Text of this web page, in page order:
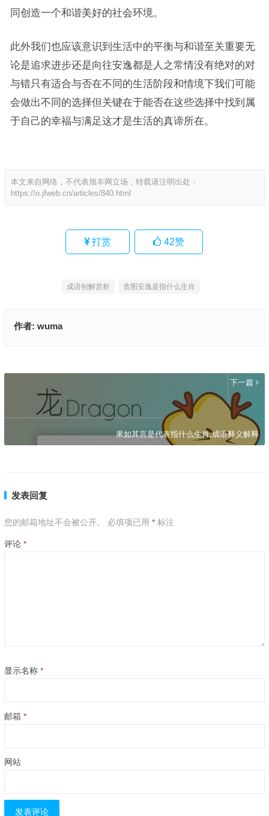
同创造一个和谐美好的社会环境。
此外我们也应该意识到生活中的平衡与和谐至关重要无
论是追求进步还是向往安逸都是人之常情没有绝对的对
与错只有适合与否在不同的生活阶段和情境下我们可能
会做出不同的选择但关键在于能否在这些选择中找到属
于自己的幸福与满足这才是生活的真谛所在。
本文来自网络，不代表旭丰网立场，转载请注明出处：
https://o.jfweb.cn/articles/840.html
打赏 42赞
成语刨解赏析 贪图安逸是指什么生肖
作者: wuma
下一篇
果如其言是代表指什么生肖,成语释义解释
发表回复
您的邮箱地址不会被公开。 必填项已用 *标注
评论 *
显示名称 *
邮箱 *
网站